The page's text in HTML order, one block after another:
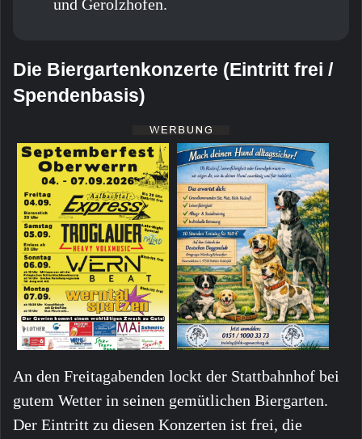
und Gerolzhofen.
Die Biergartenkonzerte (Eintritt frei /
Spendenbasis)
An den Freitagabenden lockt der Stattbahnhof bei
gutem Wetter in seinen gemütlichen Biergarten.
Der Eintritt zu diesen Konzerten ist frei, die